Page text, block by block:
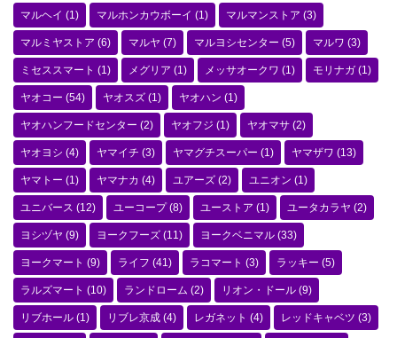
マルヘイ (1) マルホンカウボーイ (1) マルマンストア (3)
マルミヤストア (6) マルヤ (7) マルヨシセンター (5) マルワ (3)
ミセススマート (1) メグリア (1) メッサオークワ (1) モリナガ (1)
ヤオコー (54) ヤオスズ (1) ヤオハン (1)
ヤオハンフードセンター (2) ヤオフジ (1) ヤオマサ (2)
ヤオヨシ (4) ヤマイチ (3) ヤマグチスーパー (1) ヤマザワ (13)
ヤマトー (1) ヤマナカ (4) ユアーズ (2) ユニオン (1)
ユニバース (12) ユーコープ(8) ユーストア (1) ユータカラヤ (2)
ヨシヅヤ (9) ヨークフーズ (11) ヨークベニマル (33)
ヨークマート (9) ライフ (41) ラコマート (3) ラッキー (5)
ラルズマート (10) ランドローム (2) リオン・ドール (9)
リブホール (1) リブレ京成 (4) レガネット (4) レッドキャベツ (3)